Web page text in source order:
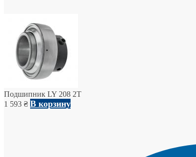
Подшипник LY 208 2T
1 593 ₴ В корзину